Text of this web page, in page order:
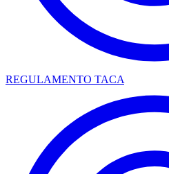
REGULAMENTO TACA